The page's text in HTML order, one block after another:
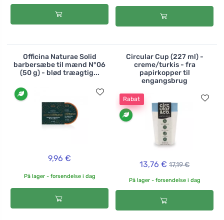
Officina Naturae Solid
barbersæbe til mænd N°06
(50 g) - blød træagtig...
9,96 €
På lager - forsendelse i dag
Circular Cup (227 ml) -
creme/turkis - fra
papirkopper til
engangsbrug
Rabat
13,76 € 17,19 €
På lager - forsendelse i dag